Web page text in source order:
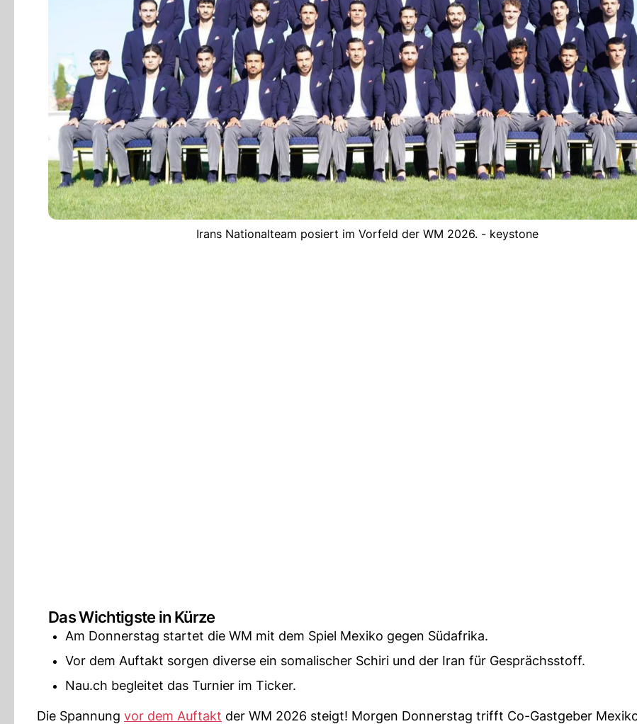
Irans Nationalteam posiert im Vorfeld der WM 2026. - keystone
Das Wichtigste in Kürze
Am Donnerstag startet die WM mit dem Spiel Mexiko gegen Südafrika.
Vor dem Auftakt sorgen diverse ein somalischer Schiri und der Iran für Gesprächsstoff.
Nau.ch begleitet das Turnier im Ticker.
Die Spannung vor dem Auftakt der WM 2026 steigt! Morgen Donnerstag trifft Co-Gastgeber